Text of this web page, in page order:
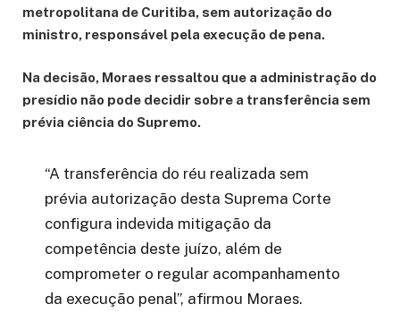
metropolitana de Curitiba, sem autorização do
ministro, responsável pela execução de pena.
Na decisão, Moraes ressaltou que a administração do
presídio não pode decidir sobre a transferência sem
prévia ciência do Supremo.
“A transferência do réu realizada sem
prévia autorização desta Suprema Corte
configura indevida mitigação da
competência deste juízo, além de
comprometer o regular acompanhamento
da execução penal”, afirmou Moraes.